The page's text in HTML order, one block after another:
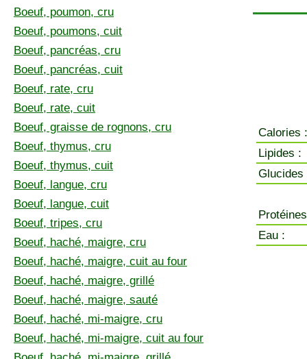
Boeuf, poumon, cru
Boeuf, poumons, cuit
Boeuf, pancréas, cru
Boeuf, pancréas, cuit
Boeuf, rate, cru
Boeuf, rate, cuit
Boeuf, graisse de rognons, cru
Boeuf, thymus, cru
Boeuf, thymus, cuit
Boeuf, langue, cru
Boeuf, langue, cuit
Boeuf, tripes, cru
Boeuf, haché, maigre, cru
Boeuf, haché, maigre, cuit au four
Boeuf, haché, maigre, grillé
Boeuf, haché, maigre, sauté
Boeuf, haché, mi-maigre, cru
Boeuf, haché, mi-maigre, cuit au four
Calories :
Lipides :
Glucides
Eau :